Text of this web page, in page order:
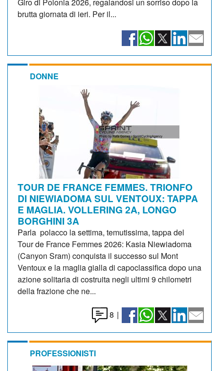
brutta giornata di ieri. Per il...
DONNE
TOUR DE FRANCE FEMMES. TRIONFO
DI NIEWIADOMA SUL VENTOUX: TAPPA
E MAGLIA. VOLLERING 2A, LONGO
BORGHINI 3A
Parla polacco la settima, temutissima, tappa del
Tour de France Femmes 2026: Kasia Niewiadoma
(Canyon Sram) conquista il successo sul Mont
Ventoux e la maglia gialla di capoclassifica dopo una
azione solitaria di costruita negli ultimi 9 chilometri
della frazione che ne...
8 |
PROFESSIONISTI